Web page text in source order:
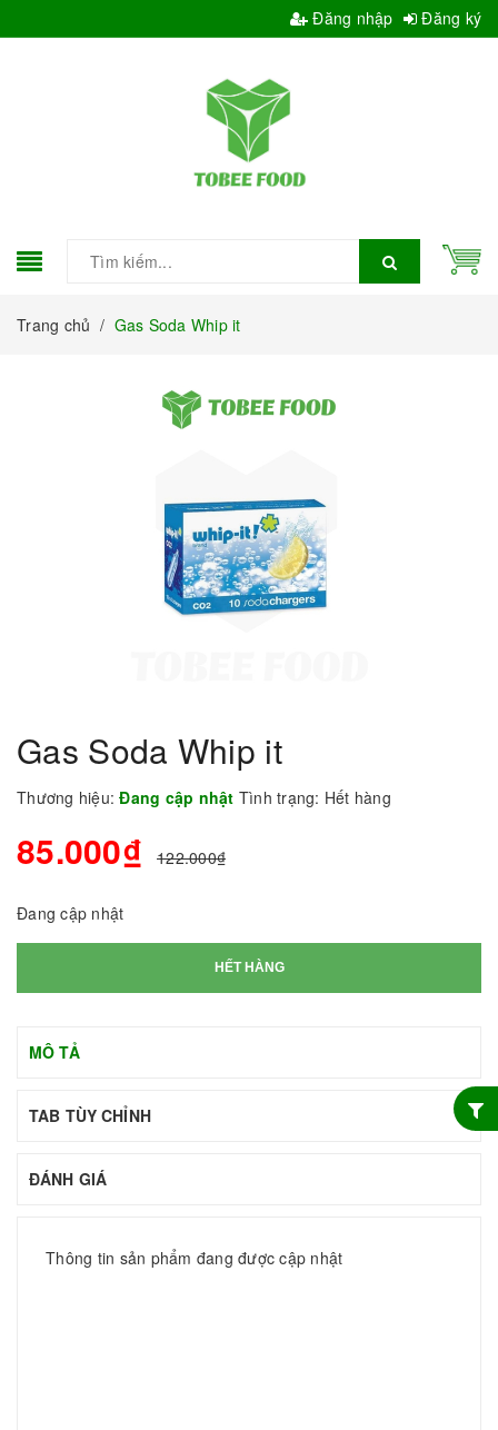
Đăng nhập Đăng ký
Trang chủ / Gas Soda Whip it
Gas Soda Whip it
Thương hiệu: Đang cập nhật Tình trạng: Hết hàng
85.000₫ 122.000₫
Đang cập nhật
HẾT HÀNG
MÔ TẢ
TAB TÙY CHỈNH
ĐÁNH GIÁ
Thông tin sản phẩm đang được cập nhật